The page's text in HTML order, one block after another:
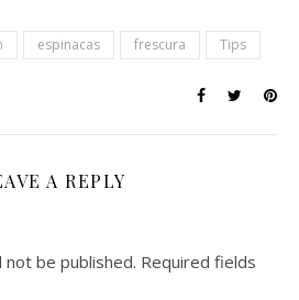
espinacas frescura Tips
A REPLY
not be published. Required fields